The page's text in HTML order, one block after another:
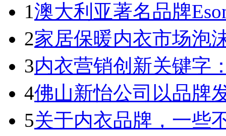
1澳大利亚著名品牌
2家居保暖内衣市场泡
3内衣营销创新关键字
4佛山新怡公司以品牌
5关于内衣品牌，一些